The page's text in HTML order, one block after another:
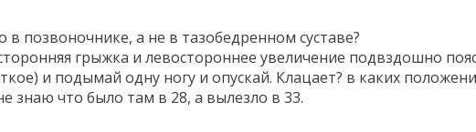
в позвоночнике, а не в тазобедренном суставе?
грыжка и левостороннее увеличение подвздошно
и подымай одну ногу и опускай. Клацает? в каких
знаю что было там в 28, а вылезло в 33.